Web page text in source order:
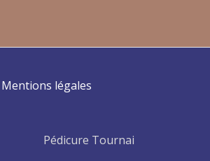
Mentions légales
Pédicure Tournai